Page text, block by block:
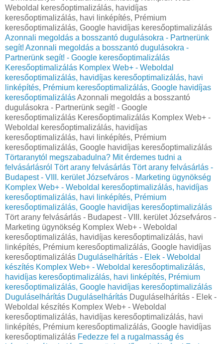
Weboldal keresőoptimalizálás, havidíjas
keresőoptimalizálás, havi linképítés, Prémium
keresőoptimalizálás, Google havidíjas keresőoptimalizálás
Azonnali megoldás a bosszantó dugulásokra - Partnerünk
segít! Azonnali megoldás a bosszantó dugulásokra -
Partnerünk segít! - Google keresőoptimalizálás
Keresőoptimalizálás Komplex Web+ - Weboldal
keresőoptimalizálás, havidíjas keresőoptimalizálás, havi
linképítés, Prémium keresőoptimalizálás, Google havidíjas
keresőoptimalizálásAzonnali megoldás a bosszantó
dugulásokra - Partnerünk segít! - Google
keresőoptimalizálás Keresőoptimalizálás Komplex Web+ -
Weboldal keresőoptimalizálás, havidíjas
keresőoptimalizálás, havi linképítés, Prémium
keresőoptimalizálás, Google havidíjas keresőoptimalizálás
Törtaranytól megszabadulna? Mit érdemes tudni a
felvásárlásról Tört arany felvásárlás Tört arany felvásárlás -
Budapest - VIII. kerület Józsefváros - Marketing ügynökség
Komplex Web+ - Weboldal keresőoptimalizálás, havidíjas
keresőoptimalizálás, havi linképítés, Prémium
keresőoptimalizálás, Google havidíjas keresőoptimalizálás
Tört arany felvásárlás - Budapest - VIII. kerület Józsefváros -
Marketing ügynökség Komplex Web+ - Weboldal
keresőoptimalizálás, havidíjas keresőoptimalizálás, havi
linképítés, Prémium keresőoptimalizálás, Google havidíjas
keresőoptimalizálás Duguláselhárítás - Elek - Weboldal
készítés Komplex Web+ - Weboldal keresőoptimalizálás,
havidíjas keresőoptimalizálás, havi linképítés, Prémium
keresőoptimalizálás, Google havidíjas keresőoptimalizálás
Duguláselhárítás Duguláselhárítás Duguláselhárítás - Elek -
Weboldal készítés Komplex Web+ - Weboldal
keresőoptimalizálás, havidíjas keresőoptimalizálás, havi
linképítés, Prémium keresőoptimalizálás, Google havidíjas
keresőoptimalizálás Fedezze fel a rugalmasság és